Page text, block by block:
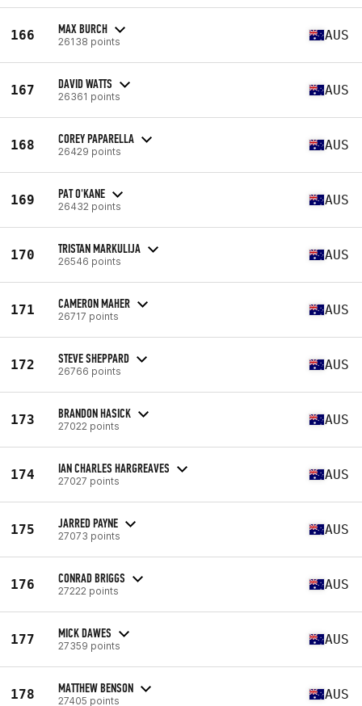
166 MAX BURCH
26138 points AUS
167 DAVID WATTS
26361 points AUS
168 COREY PAPARELLA
26429 points AUS
169 PAT O'KANE
26432 points AUS
170 TRISTAN MARKULIJA
26546 points AUS
171 CAMERON MAHER
26717 points AUS
172 STEVE SHEPPARD
26766 points AUS
173 BRANDON HASICK
27022 points AUS
174 IAN CHARLES HARGREAVES
27027 points AUS
175 JARRED PAYNE
27073 points AUS
176 CONRAD BRIGGS
27222 points AUS
177 MICK DAWES
27359 points AUS
178 MATTHEW BENSON
27405 points AUS